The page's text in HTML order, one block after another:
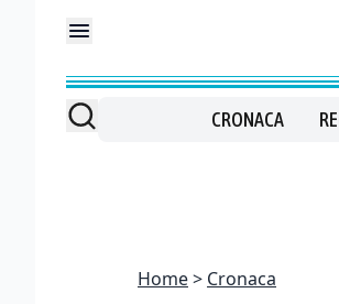
CRONACA
Home Cronaca